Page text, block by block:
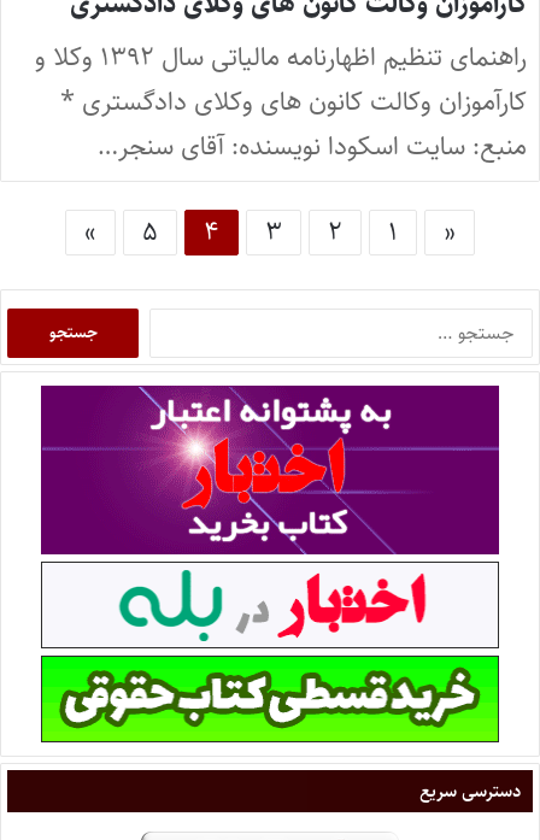
راهنمای تنظیم اظهارنامه مالیاتی سال ۱۳۹۲ وکلا و
کارآموزان وکالت کانون های وکلای دادگستری *
منبع: سایت اسکودا نویسنده: آقای سنجر…
« ۱ ۲ ۳ ۴ ۵ »
دسترسی سریع